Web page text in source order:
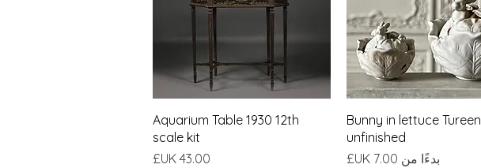
العرض السريع
Bunny in lettuce Tureen
unfinished
بدءًا من
سعر البيع
العرض السريع
Aquarium Table 1930 12th
scale kit
السعر